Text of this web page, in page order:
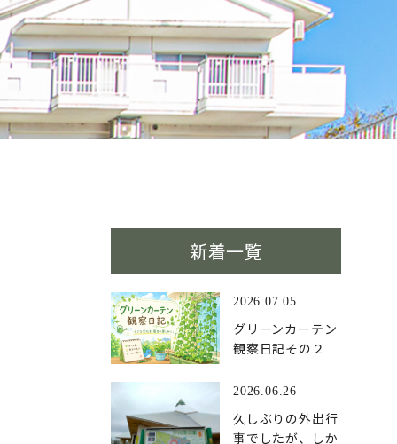
新着一覧
2026.07.05
グリーンカーテン
観察日記その２
2026.06.26
久しぶりの外出行
事でしたが、しか